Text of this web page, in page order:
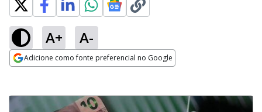
A+ A-
Adicione como fonte preferencial no Google